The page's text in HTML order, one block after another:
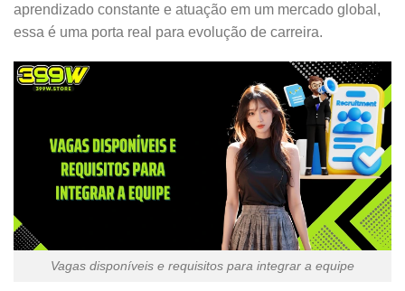
aprendizado constante e atuação em um mercado global,
essa é uma porta real para evolução de carreira.
Vagas disponíveis e requisitos para integrar a equipe